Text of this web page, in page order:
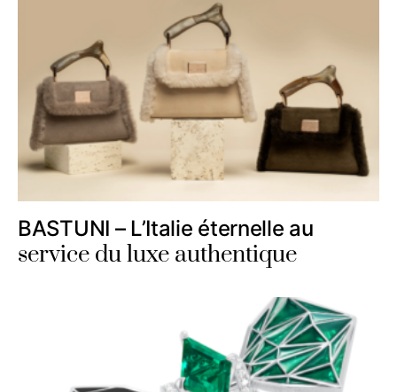
BASTUNI – L’Italie éternelle au
service du luxe authentique